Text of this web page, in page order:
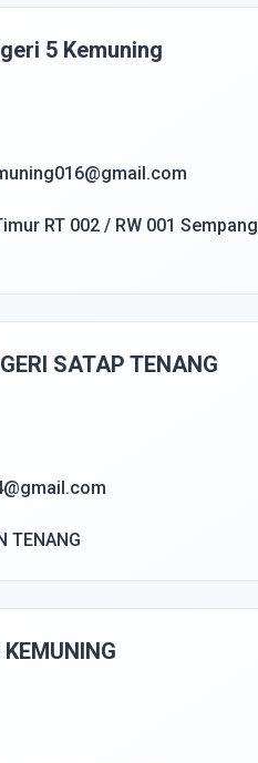
5 Kemuning
RT 002 / RW 001 Sempang
SATAP TENANG
TENANG